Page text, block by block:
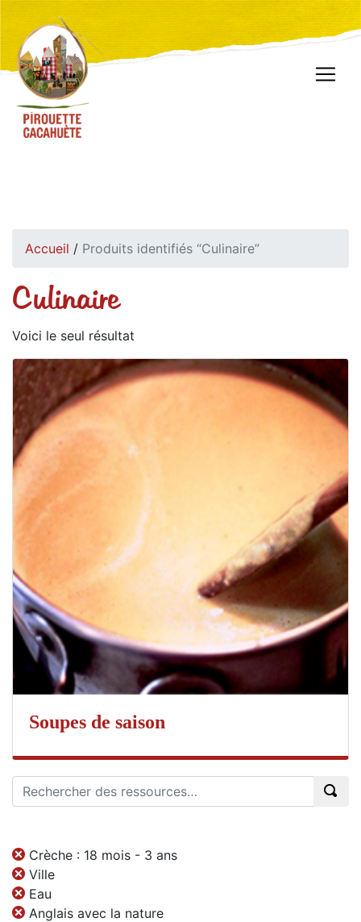
Accueil / Produits identifiés “Culinaire”
Culinaire
Voici le seul résultat
Soupes de saison
Crèche : 18 mois - 3 ans
Ville
Eau
Anglais avec la nature